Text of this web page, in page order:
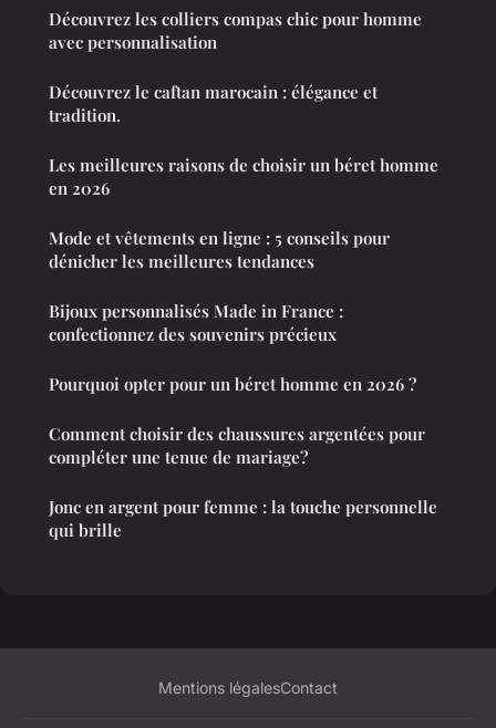
Découvrez les colliers compas chic pour homme
avec personnalisation
Découvrez le caftan marocain : élégance et
tradition.
Les meilleures raisons de choisir un béret homme
en 2026
Mode et vêtements en ligne : 5 conseils pour
dénicher les meilleures tendances
Bijoux personnalisés Made in France :
confectionnez des souvenirs précieux
Pourquoi opter pour un béret homme en 2026 ?
Comment choisir des chaussures argentées pour
compléter une tenue de mariage?
Jonc en argent pour femme : la touche personnelle
qui brille
Mentions légalesContact